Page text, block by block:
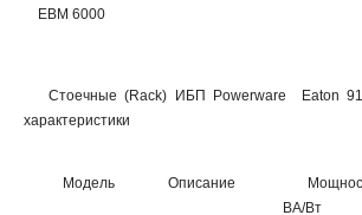
EBM 6000
Стоечные (Rack) ИБП Powerware Eaton
характеристики
Модель Описание
ВА/Вт